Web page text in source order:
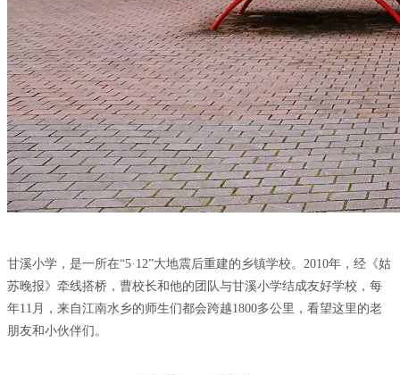
甘溪小学，是一所在“5·12”大地震后重建的乡镇学校。2010年，经《姑
苏晚报》牵线搭桥，曹校长和他的团队与甘溪小学结成友好学校，每
年11月，来自江南水乡的师生们都会跨越1800多公里，看望这里的老
朋友和小伙伴们。